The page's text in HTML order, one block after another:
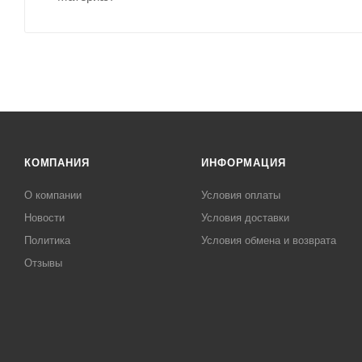
КОМПАНИЯ
О компании
Новости
Политика
Отзывы
ИНФОРМАЦИЯ
Условия оплаты
Условия доставки
Условия обмена и возврата